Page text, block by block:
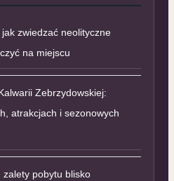
zwiedzać neolityczne
na miejscu
Zebrzydowskiej:
atrakcjach i sezonowych
pobytu blisko